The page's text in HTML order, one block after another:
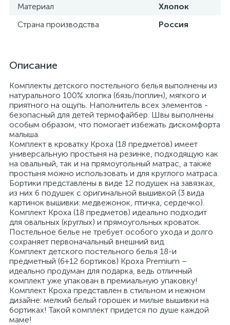
Материал
Хлопок
Страна производства
Россия
Описание
Комплекты детского постельного белья выполнены из
натурального 100% хлопка (бязь/поплин), мягкого и
приятного на ощупь. Наполнитель всех элементов -
безопасный для детей термофайбер. Швы выполнены
особым образом, что помогает избежать дискомфорта
малыша.
Комплект в кроватку Кроха (18 предметов) имеет
универсальную простыня на резинке, подходящую как
на овальный, так и на прямоугольный матрас, а также
простыня можно использовать и для круглого матраса.
Бортики представлены в виде 12 подушек на завязках,
из них 6 подушек с оригинальной вышивкой (3 вида
картинок вышивки: медвежонок, птичка, сердечко).
Комплект Кроха (18 предметов) идеально подходит
для овальных (круглых) и прямоугольных кроваток.
Постельное белье не требует особого ухода и долго
сохраняет первоначальный внешний вид.
Комплект детского постельного белья 18-и
предметный (6+12 бортиков) Кроха Premium –
идеально продуман для подарка, ведь отличный
комплект уже упакован в премиальную упаковку!
Комплект Кроха представлен в стильном и нежном
дизайне: мелкий белый горошек и милые вышивки на
бортиках! Такой комплект придется по душе каждой
маме!